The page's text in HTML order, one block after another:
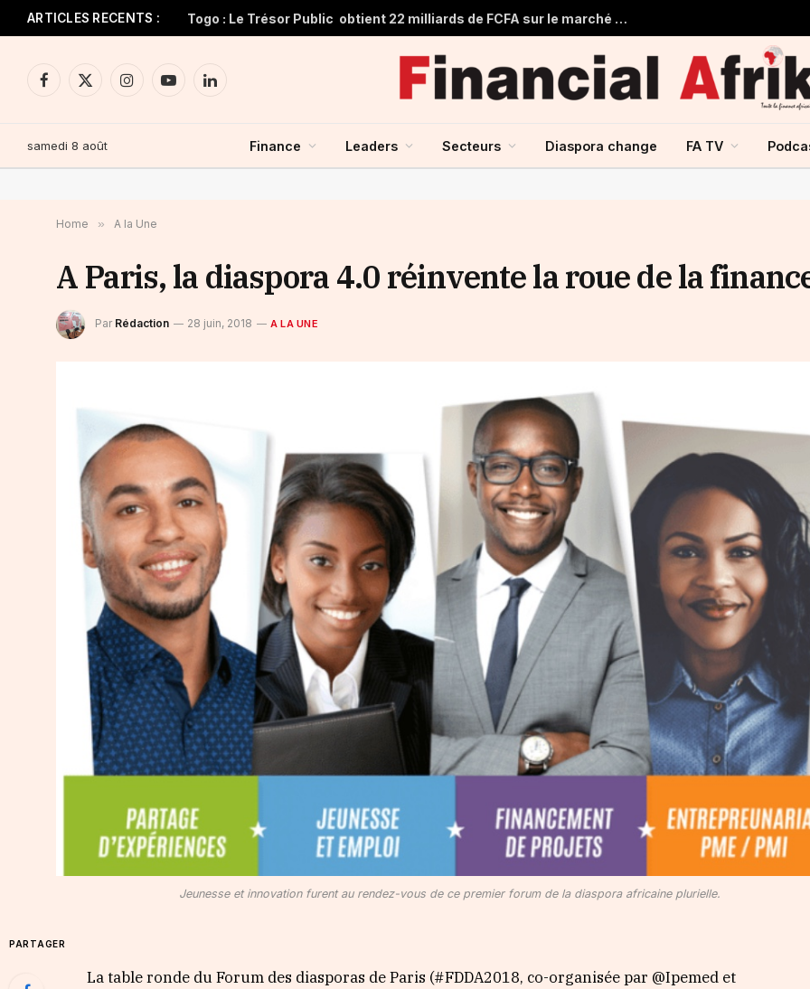
ARTICLES RECENTS : Togo : Le Trésor Public obtient 22 milliards de FCFA sur le marché financier de l’UMOA
Facebook
X
InstagramYouTubeLinkedIn
samedi 8 août Finance Leaders Secteurs Diaspora change FA TV
Home » A la Une
A Paris, la diaspora 4.0 réinvente la roue de la
Par Rédaction 28 juin, 2018 A LA UNE
Jeunesse et innovation furent au rendez-vous de ce premier forum de la diaspora africaine plurielle.
PARTAGER
La table ronde du Forum des diasporas de Paris (#FDDA2018, co-organisée par @Ipemed et